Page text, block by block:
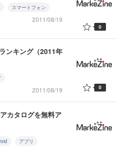
スマートフォン
2011/08/19
0
ンキング（2011年
2011/08/19 0
カタログを無料ア
アプリ